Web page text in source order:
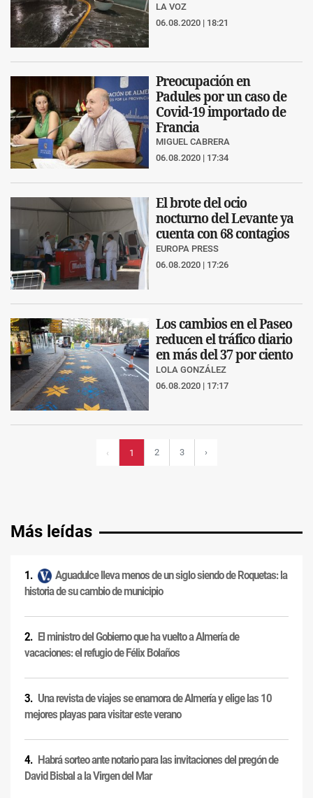
LA VOZ
06.08.2020 | 18:21
Preocupación en
Padules por un caso de
Covid-19 importado de
Francia
MIGUEL CABRERA
06.08.2020 | 17:34
El brote del ocio
nocturno del Levante ya
cuenta con 68 contagios
EUROPA PRESS
06.08.2020 | 17:26
Los cambios en el Paseo
reducen el tráfico diario
en más del 37 por ciento
LOLA GONZÁLEZ
06.08.2020 | 17:17
‹ 1 2 3 ›
Más leídas
Aguadulce lleva menos de un siglo siendo de Roquetas: la
historia de su cambio de municipio
El ministro del Gobierno que ha vuelto a Almería de
vacaciones: el refugio de Félix Bolaños
Una revista de viajes se enamora de Almería y elige las 10
mejores playas para visitar este verano
Habrá sorteo ante notario para las invitaciones del pregón de
David Bisbal a la Virgen del Mar